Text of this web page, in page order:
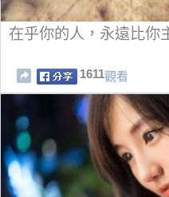
在乎你的人，永遠比你
1611觀看